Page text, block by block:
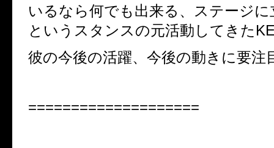
いるなら何でも出来る、ステージ
というスタンスの元活動してきた
彼の今後の活躍、今後の動きに要注
====================